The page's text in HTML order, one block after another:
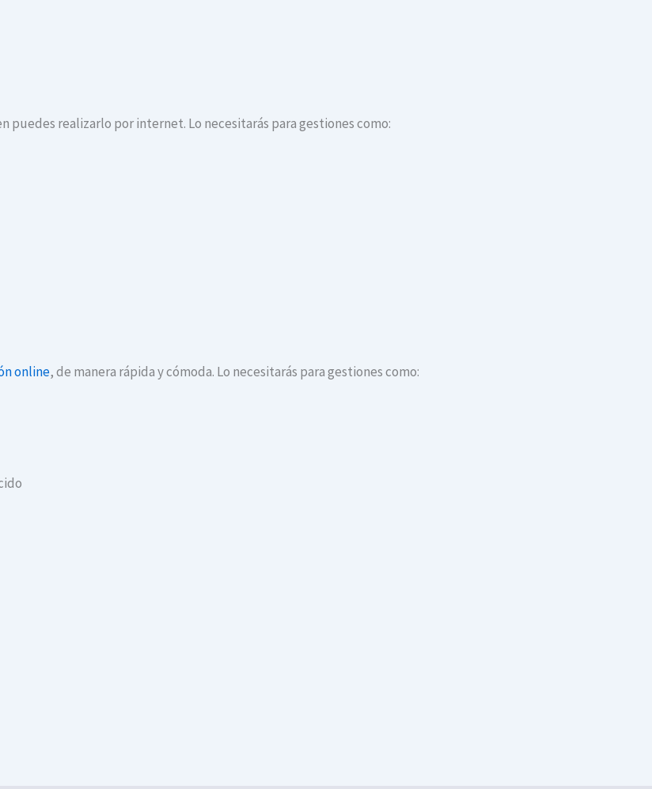
puedes realizarlo por internet. Lo necesitarás para gestiones como:
online, de manera rápida y cómoda. Lo necesitarás para gestiones como: